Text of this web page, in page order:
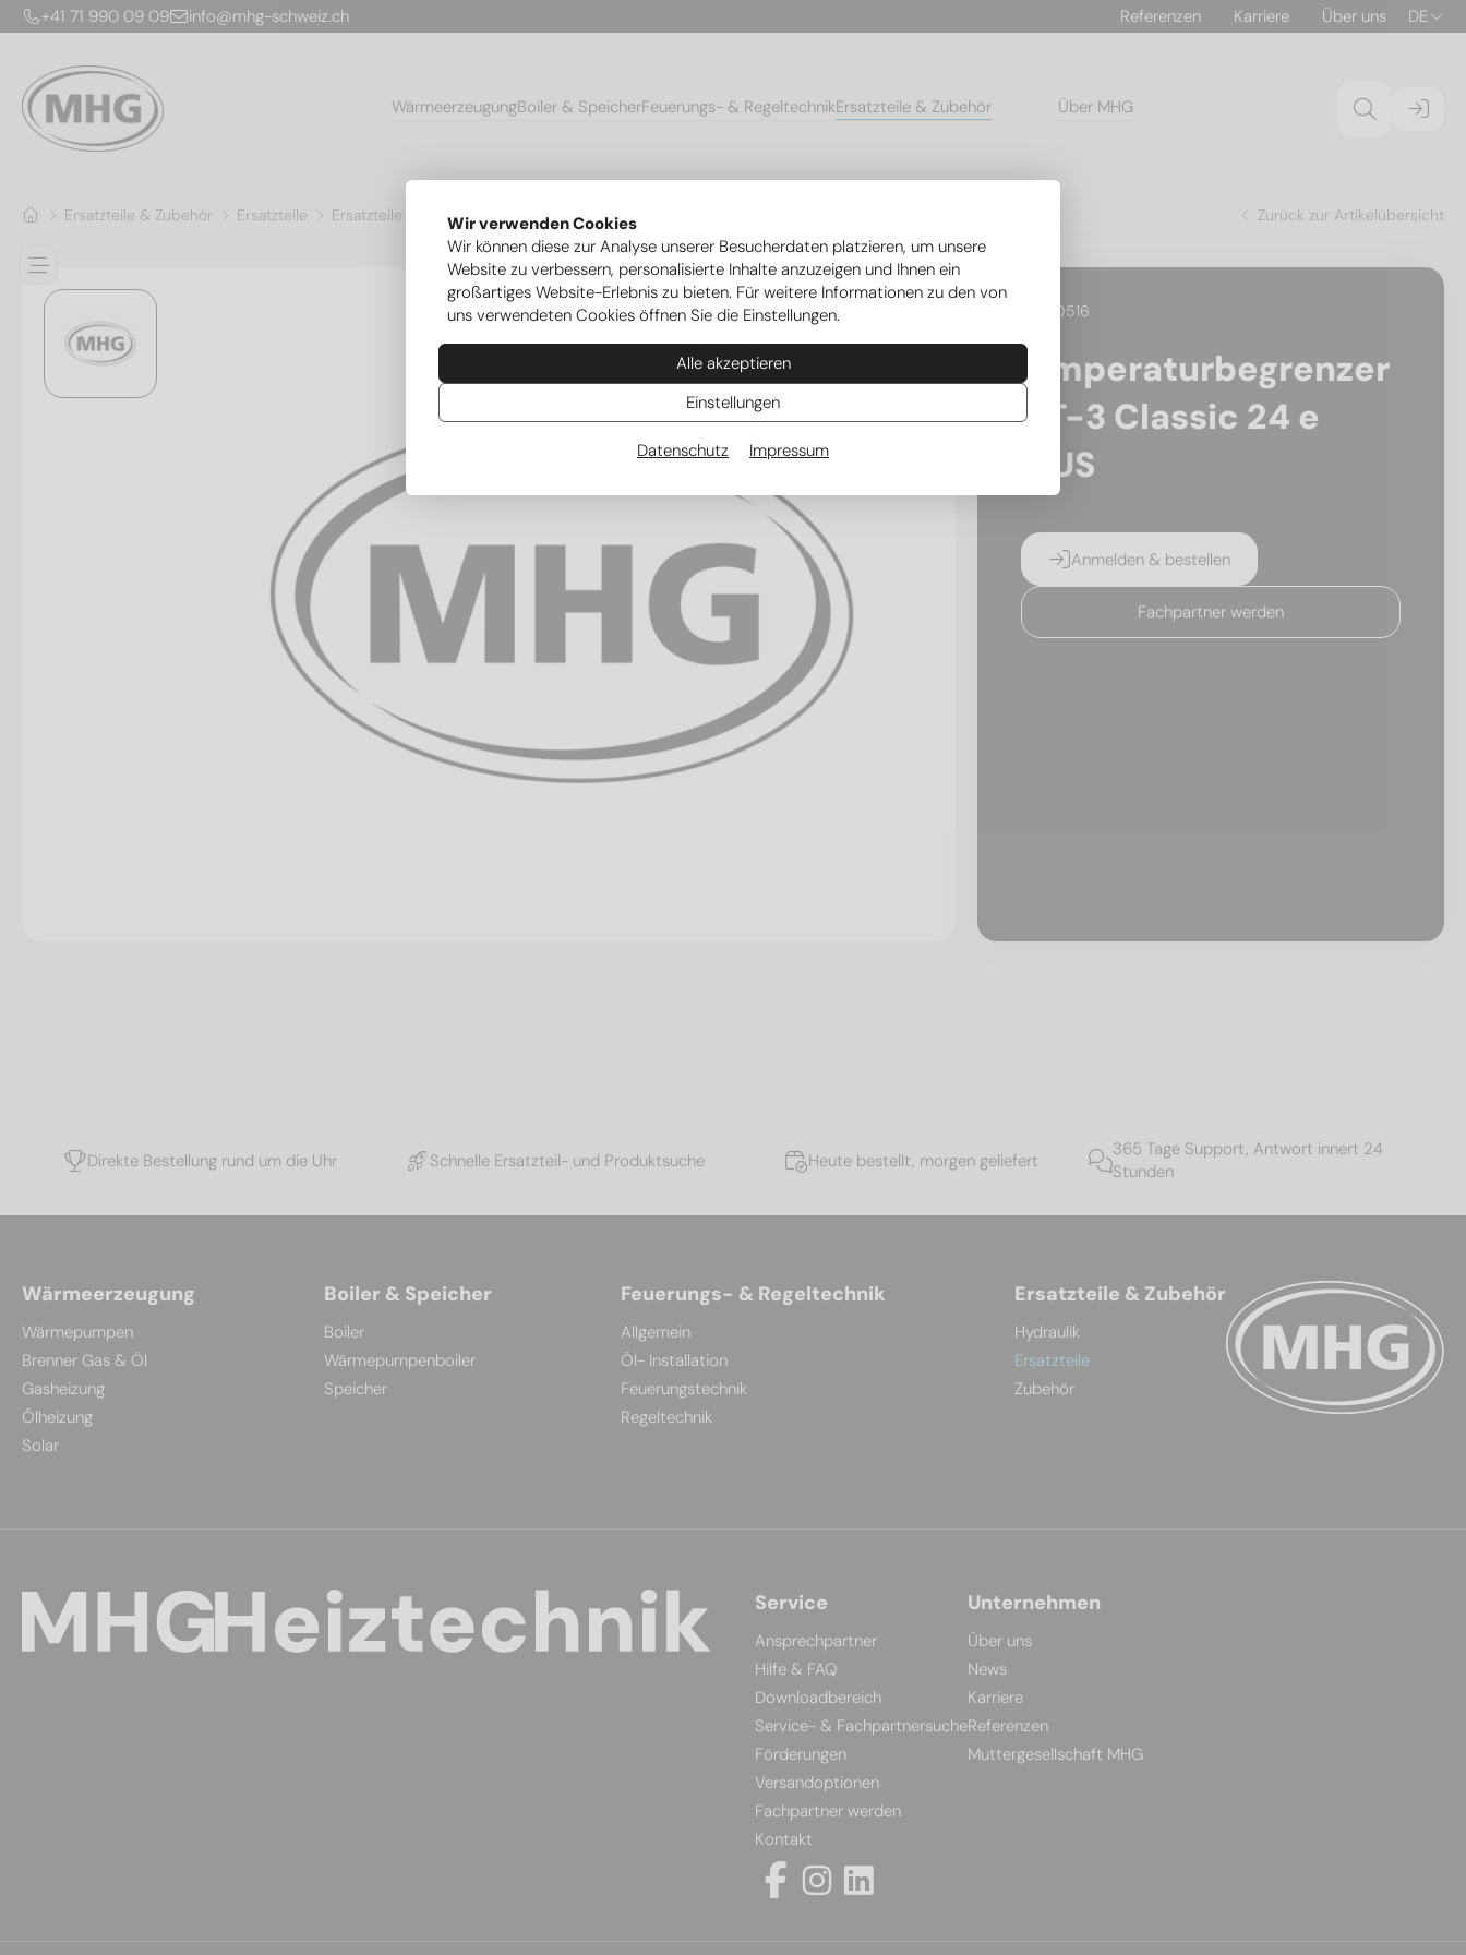
Wir verwenden Cookies
Wir können diese zur Analyse unserer Besucherdaten platzieren, um unsere
Website zu verbessern, personalisierte Inhalte anzuzeigen und Ihnen ein
großartiges Website-Erlebnis zu bieten. Für weitere Informationen zu den von
uns verwendeten Cookies öffnen Sie die Einstellungen.
Alle akzeptieren
Einstellungen
Datenschutz Impressum
+41 71 990 09 09 info@mhg-schweiz.ch Referenzen Karriere Über uns DE
WärmeerzeugungBoiler & SpeicherFeuerungs- & RegeltechnikErsatzteile & Zubehör Über MHG
Ersatzteile & Zubehör Ersatzteile Ersatzteile Notheizungen Temperaturbegrenzer WT-3 Classic 24 e PLUS Zurück zur Artikelübersicht
13.KP00516
Temperaturbegrenzer
WT-3 Classic 24 e
PLUS
Anmelden & bestellen
Fachpartner werden
Direkte Bestellung rund um die Uhr Schnelle Ersatzteil- und Produktsuche Heute bestellt, morgen geliefert
365 Tage Support, Antwort innert 24
Stunden
Wärmeerzeugung
Wärmepumpen
Brenner Gas & Öl
Gasheizung
Ölheizung
Solar
Boiler & Speicher
Boiler
Wärmepumpenboiler
Speicher
Feuerungs- & Regeltechnik
Allgemein
Öl- Installation
Feuerungstechnik
Regeltechnik
Ersatzteile & Zubehör
Hydraulik
Ersatzteile
Zubehör
Service
Ansprechpartner
Hilfe & FAQ
Downloadbereich
Service- & Fachpartnersuche
Förderungen
Versandoptionen
Fachpartner werden
Kontakt
Unternehmen
Über uns
News
Karriere
Referenzen
Muttergesellschaft MHG